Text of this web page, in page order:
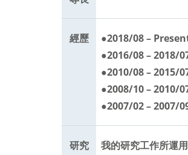
經歷
●2018/08 –
●2016/08 –
●2010/08 –
●2008/10 –
●2007/02 –
研究
我的研究工作所運